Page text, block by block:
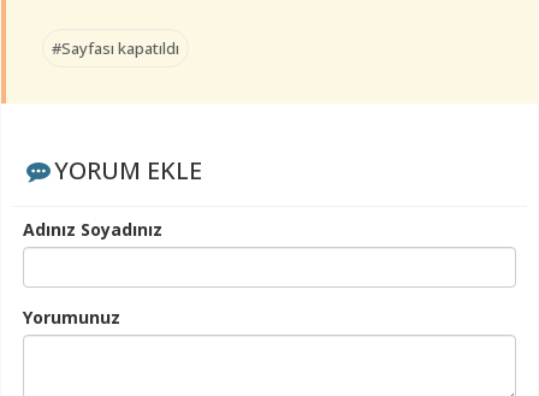
#Sayfası kapatıldı
YORUM EKLE
Adınız Soyadınız
Yorumunuz